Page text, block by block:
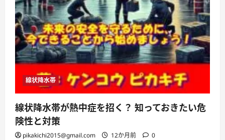
線状降水帯
線状降水帯が熱中症を招く？ 知っておきたい危
険性と対策
pikakichi2015@gmail.com 12か月前 0